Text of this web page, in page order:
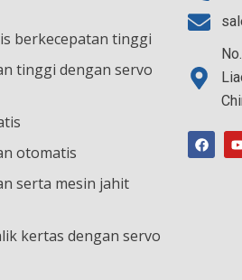
berkecepatan tinggi
tinggi dengan servo
otomatis
serta mesin jahit
kertas dengan servo
a
c
e t